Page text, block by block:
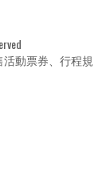
動票券、行程規